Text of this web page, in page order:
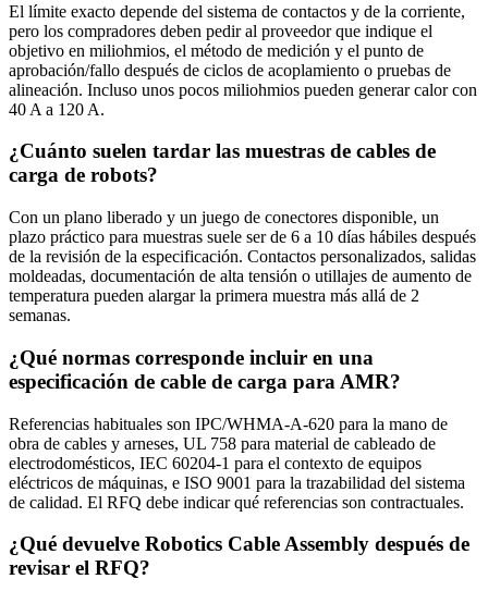
El límite exacto depende del sistema de contactos y de la corriente,
pero los compradores deben pedir al proveedor que indique el
objetivo en miliohmios, el método de medición y el punto de
aprobación/fallo después de ciclos de acoplamiento o pruebas de
alineación. Incluso unos pocos miliohmios pueden generar calor con
40 A a 120 A.
¿Cuánto suelen tardar las muestras de cables de
carga de robots?
Con un plano liberado y un juego de conectores disponible, un
plazo práctico para muestras suele ser de 6 a 10 días hábiles después
de la revisión de la especificación. Contactos personalizados, salidas
moldeadas, documentación de alta tensión o utillajes de aumento de
temperatura pueden alargar la primera muestra más allá de 2
semanas.
¿Qué normas corresponde incluir en una
especificación de cable de carga para AMR?
Referencias habituales son IPC/WHMA-A-620 para la mano de
obra de cables y arneses, UL 758 para material de cableado de
electrodomésticos, IEC 60204-1 para el contexto de equipos
eléctricos de máquinas, e ISO 9001 para la trazabilidad del sistema
de calidad. El RFQ debe indicar qué referencias son contractuales.
¿Qué devuelve Robotics Cable Assembly después de
revisar el RFQ?